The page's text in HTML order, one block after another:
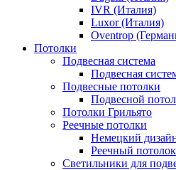
IVR (Италия)
Luxor (Италия)
Oventrop
Потолки
Подвесная система
Подвесная
Подвесные потолки
Подвесной
Потолки Грильято
Реечные потолки
Немецкий
Реечный
Светильники для